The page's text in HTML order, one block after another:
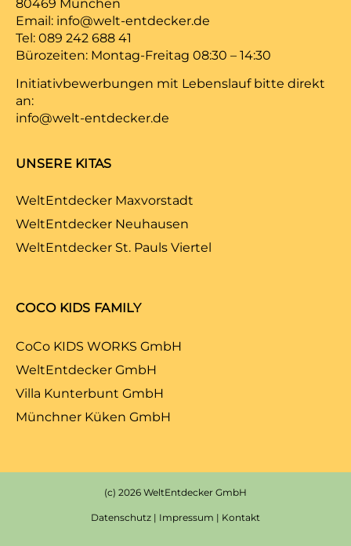
80469 München
Email: info@welt-entdecker.de
Tel: 089 242 688 41
Bürozeiten: Montag-Freitag 08:30 – 14:30
Initiativbewerbungen mit Lebenslauf bitte direkt
an:
info@welt-entdecker.de
UNSERE KITAS
WeltEntdecker Maxvorstadt
WeltEntdecker Neuhausen
WeltEntdecker St. Pauls Viertel
COCO KIDS FAMILY
CoCo KIDS WORKS GmbH
WeltEntdecker GmbH
Villa Kunterbunt GmbH
Münchner Küken GmbH
(c) 2026 WeltEntdecker GmbH
Datenschutz | Impressum | Kontakt